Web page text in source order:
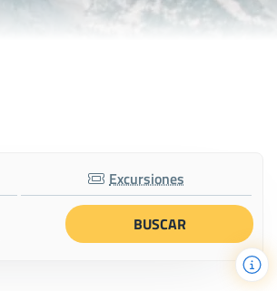
Excursiones